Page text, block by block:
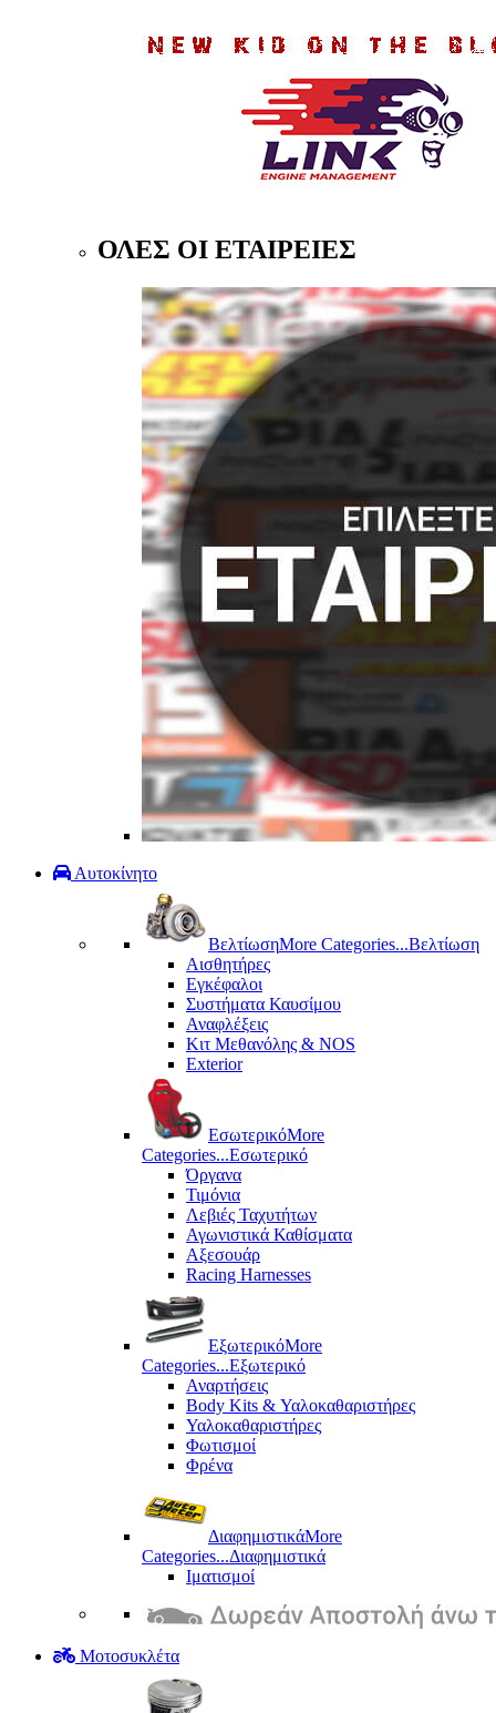
ΟΛΕΣ ΟΙ ΕΤΑΙΡΕΙΕΣ
Αυτοκίνητο
ΒελτίωσηMore Categories...Βελτίωση
Αισθητήρες
Εγκέφαλοι
Συστήματα Καυσίμου
Αναφλέξεις
Κιτ Μεθανόλης & ΝΟS
Exterior
ΕσωτερικόMore
Categories...Εσωτερικό
Όργανα
Τιμόνια
Λεβιές Ταχυτήτων
Αγωνιστικά Καθίσματα
Αξεσουάρ
Racing Harnesses
ΕξωτερικόMore
Categories...Εξωτερικό
Αναρτήσεις
Body Kits & Υαλοκαθαριστήρες
Υαλοκαθαριστήρες
Φωτισμοί
Φρένα
ΔιαφημιστικάMore
Categories...Διαφημιστικά
Ιματισμοί
Μοτοσυκλέτα